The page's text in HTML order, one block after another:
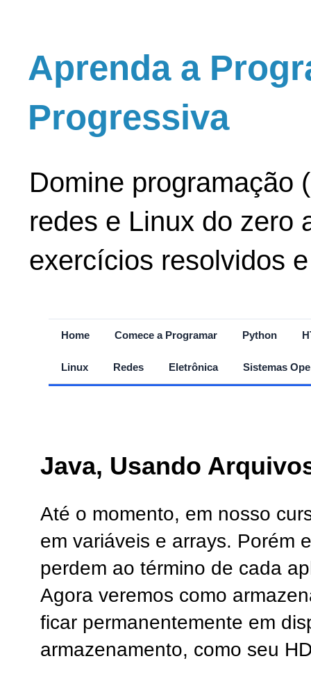
Aprenda a
Progressiva
Domine programação
redes e Linux do zero
exercícios resolvidos
Home Comece a Programar Python
Linux Redes Eletrônica Sistemas
Java, Usando
Até o momento, em nosso
em variáveis e arrays. Porém
perdem ao término de cada
Agora veremos como
ficar permanentemente em
armazenamento, como seu